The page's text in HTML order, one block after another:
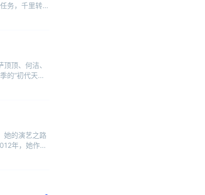
务，千里转运
顶、何洁、
的“初代天花
她的演艺之路
年，她作为